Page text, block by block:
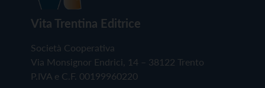
Vita Trentina Editrice
Società Cooperativa
Via Monsignor Endrici, 14 – 38122 Trento
P.IVA e C.F. 00199960220